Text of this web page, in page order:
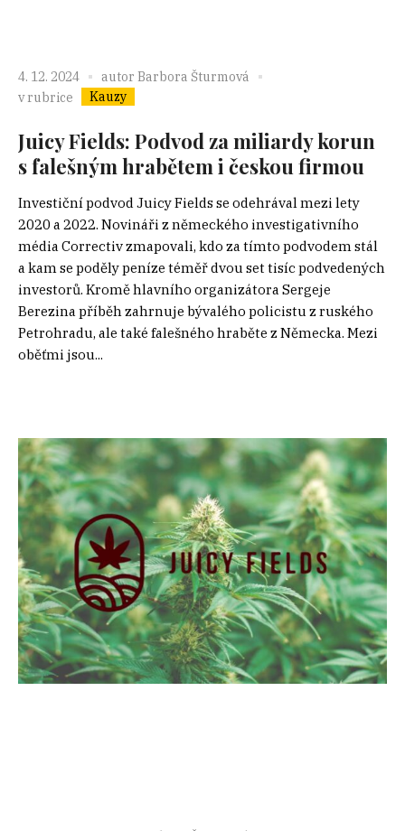
4. 12. 2024 autor Barbora Šturmová
v rubrice
Kauzy
Juicy Fields: Podvod za miliardy korun
s falešným hrabětem i českou firmou
Investiční podvod Juicy Fields se odehrával mezi lety
2020 a 2022. Novináři z německého investigativního
média Correctiv zmapovali, kdo za tímto podvodem stál
a kam se poděly peníze téměř dvou set tisíc podvedených
investorů. Kromě hlavního organizátora Sergeje
Berezina příběh zahrnuje bývalého policistu z ruského
Petrohradu, ale také falešného hraběte z Německa. Mezi
oběťmi jsou...